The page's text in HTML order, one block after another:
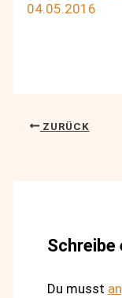
04.05.2016
ZURÜCK
Schreibe
Du musst